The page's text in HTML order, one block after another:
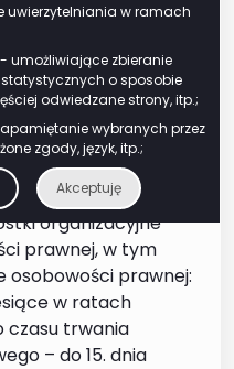
uwierzytelniania w ramach
umożliwiające zbieranie
o sposobie
odwiedzane strony, itp.;
wybranych przez
zgody, język, itp.;
Akceptuję
trwania
– do 15 marca, 15
listopada roku
organizacyjne
prawnej, w tym
osobowości prawnej:
w ratach
czasu trwania
– do 15. dnia